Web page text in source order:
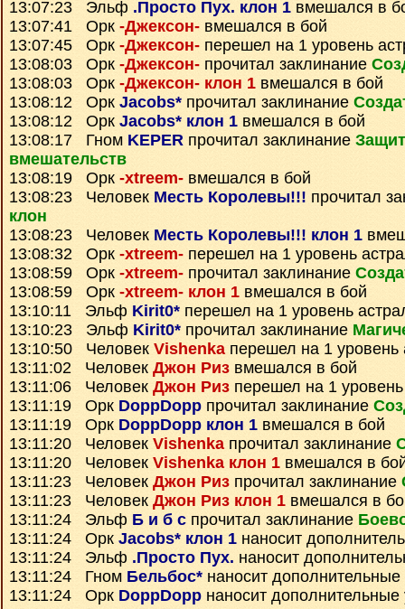
13:07:23 Эльф .Просто Пух. клон 1 вмешался в
13:07:41 Орк -Джексон- вмешался в бой
13:07:45 Орк -Джексон- перешел на 1 уровень
13:08:03 Орк -Джексон- прочитал заклинание
13:08:03 Орк -Джексон- клон 1 вмешался в бой
13:08:12 Орк Jacobs* прочитал заклинание
13:08:12 Орк Jacobs* клон 1 вмешался в бой
13:08:17 Гном KEPER прочитал заклинание
вмешательств
13:08:19 Орк -xtreem- вмешался в бой
13:08:23 Человек Месть Королевы!!! прочитал
клон
13:08:23 Человек Месть Королевы!!! клон 1
13:08:32 Орк -xtreem- перешел на 1 уровень
13:08:59 Орк -xtreem- прочитал заклинание
13:08:59 Орк -xtreem- клон 1 вмешался в бой
13:10:11 Эльф Kirit0* перешел на 1 уровень
13:10:23 Эльф Kirit0* прочитал заклинание
13:10:50 Человек Vishenkaперешел на 1 уровень
13:11:02 Человек Джон Риз вмешался в бой
13:11:06 Человек Джон Риз перешел на 1
13:11:19 Орк DoppDopp прочитал заклинание
13:11:19 Орк DoppDopp клон 1 вмешался в бой
13:11:20 Человек Vishenkaпрочитал заклинание
13:11:20 Человек Vishenka клон 1 вмешался в
13:11:23 Человек Джон Риз прочитал заклинание
13:11:23 Человек Джон Риз клон 1 вмешался в
13:11:24 Эльф Б и б с прочитал заклинание
13:11:24 Орк Jacobs* клон 1 наносит
13:11:24 Эльф .Просто Пух. наносит
13:11:24 Гном Бельбос* наносит
13:11:24 Орк DoppDopp наносит